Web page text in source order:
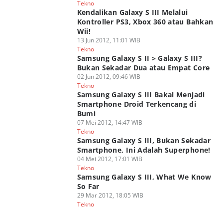
Tekno
Kendalikan Galaxy S III Melalui
Kontroller PS3, Xbox 360 atau Bahkan
Wii!
13 Jun 2012, 11:01 WIB
Tekno
Samsung Galaxy S II > Galaxy S III?
Bukan Sekadar Dua atau Empat Core
02 Jun 2012, 09:46 WIB
Tekno
Samsung Galaxy S III Bakal Menjadi
Smartphone Droid Terkencang di
Bumi
07 Mei 2012, 14:47 WIB
Tekno
Samsung Galaxy S III, Bukan Sekadar
Smartphone, Ini Adalah Superphone!
04 Mei 2012, 17:01 WIB
Tekno
Samsung Galaxy S III, What We Know
So Far
29 Mar 2012, 18:05 WIB
Tekno